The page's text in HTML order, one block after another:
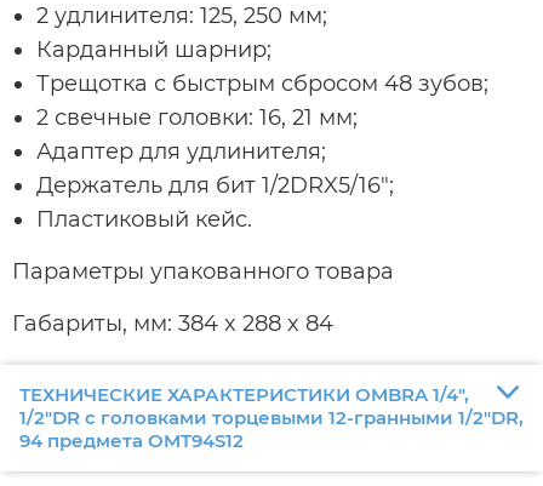
2 удлинителя: 125, 250 мм;
Карданный шарнир;
Трещотка с быстрым сбросом 48 зубов;
2 свечные головки: 16, 21 мм;
Адаптер для удлинителя;
Держатель для бит 1/2DRX5/16";
Пластиковый кейс.
Параметры упакованного товара
Габариты, мм: 384 x 288 x 84
ТЕХНИЧЕСКИЕ ХАРАКТЕРИСТИКИ OMBRA 1/4",
1/2"DR с головками торцевыми 12-гранными 1/2"DR,
94 предмета OMT94S12